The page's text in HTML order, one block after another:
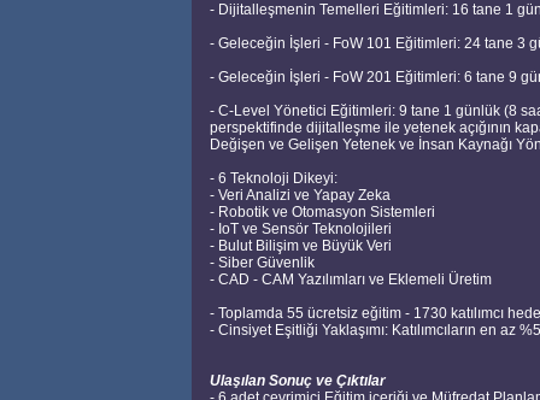
- Dijitalleşmenin Temelleri Eğitimleri: 16 tane 1
- Geleceğin İşleri - FoW 101 Eğitimleri: 24 tane 3
- Geleceğin İşleri - FoW 201 Eğitimleri: 6 tane 9
- C-Level Yönetici Eğitimleri: 9 tane 1 günlük (8
perspektifinde dijitalleşme ile yetenek açığının
Değişen ve Gelişen Yetenek ve İnsan Kaynağı
- 6 Teknoloji Dikeyi:
- Veri Analizi ve Yapay Zeka
- Robotik ve Otomasyon Sistemleri
- IoT ve Sensör Teknolojileri
- Bulut Bilişim ve Büyük Veri
- Siber Güvenlik
- CAD - CAM Yazılımları ve Eklemeli Üretim
- Toplamda 55 ücretsiz eğitim - 1730 katılımcı
- Cinsiyet Eşitliği Yaklaşımı: Katılımcıların en az
Ulaşılan Sonuç ve Çıktılar